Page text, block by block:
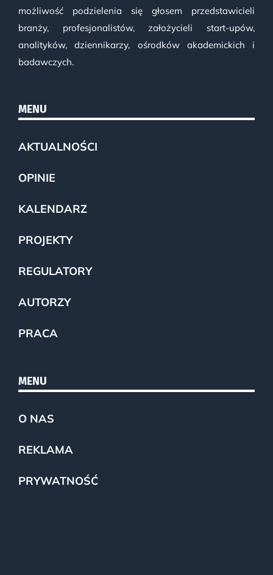
możliwość podzielenia się głosem przedstawicieli
branży, profesjonalistów, założycieli start-upów,
analityków, dziennikarzy, ośrodków akademickich i
badawczych.
MENU
AKTUALNOŚCI
OPINIE
KALENDARZ
PROJEKTY
REGULATORY
AUTORZY
PRACA
MENU
O NAS
REKLAMA
PRYWATNOŚĆ